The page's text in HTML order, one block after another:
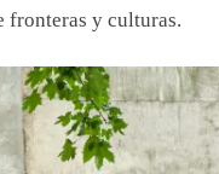
fronteras y culturas.